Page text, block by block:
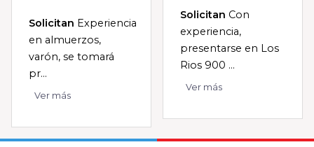
Solicitan Experiencia
en almuerzos,
varón, se tomará
pr...
Ver más
Solicitan Con
experiencia,
presentarse en Los
Rios 900 ...
Ver más